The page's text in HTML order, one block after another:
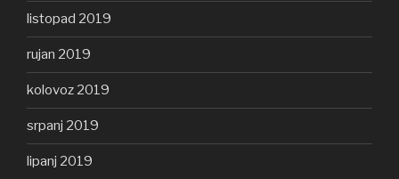
listopad 2019
rujan 2019
kolovoz 2019
srpanj 2019
lipanj 2019